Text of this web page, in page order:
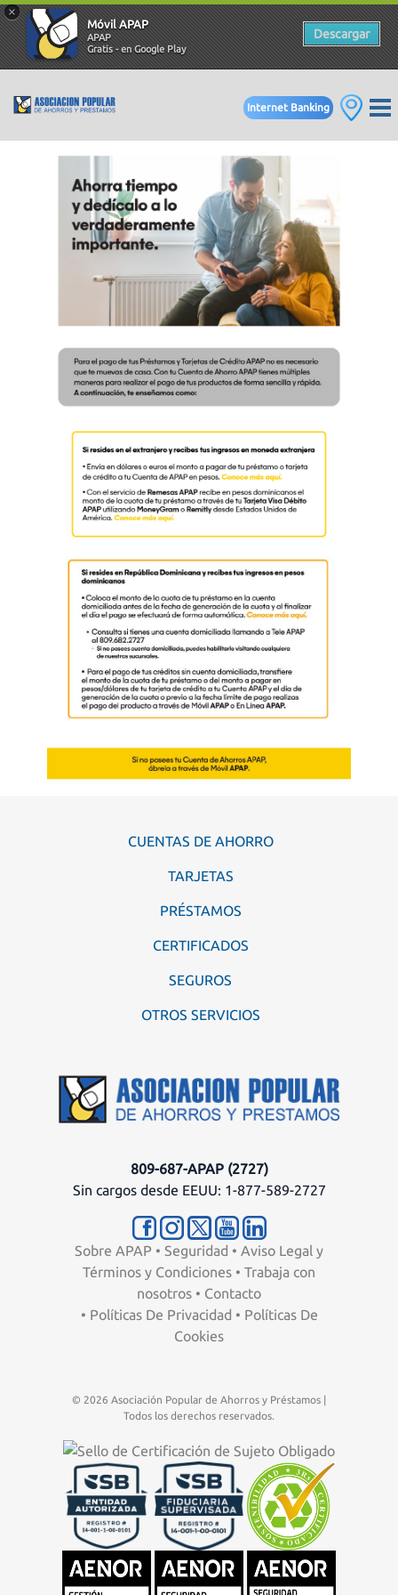
×
Móvil APAP
APAP
Gratis - en Google Play
Descargar
Internet Banking
CUENTAS DE AHORRO
TARJETAS
PRÉSTAMOS
CERTIFICADOS
SEGUROS
OTROS SERVICIOS
809-687-APAP (2727)
Sin cargos desde EEUU: 1-877-589-2727
Sobre APAP • Seguridad • Aviso Legal y
Términos y Condiciones • Trabaja con
nosotros • Contacto
• Políticas De Privacidad • Políticas De
Cookies
© 2026 Asociación Popular de Ahorros y Préstamos |
Todos los derechos reservados.